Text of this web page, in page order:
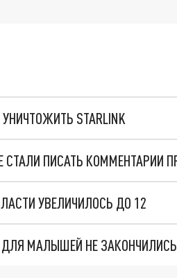
STARLINK
УВЕЛИЧИЛОСЬ ДО 12
МАЛЫШЕЙ НЕ ЗАКОНЧИЛИСЬ